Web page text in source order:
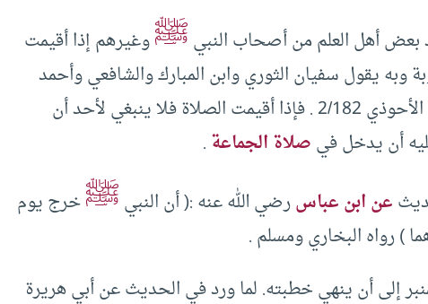
بعض أهل العلم من أصحاب النبيﷺوغيرهم إذا أقيمت
وبه يقول سفيان الثوري وابن المبارك والشافعي وأحمد
وإسحاق ] سنن الترمذي مع شرحه عارضة الأحوذي 2/182 . فإذا أقيمت الصلاة فلا ينبغي لأحد أن
أن يدخل فيصلاة الجماعة.
عن ابن عباسرضي الله عنه :( أن النبيﷺخرج يوم
) رواه البخاري ومسلم .
إلى أن ينهي خطبته. لما ورد في الحديث عن أبي هريرة